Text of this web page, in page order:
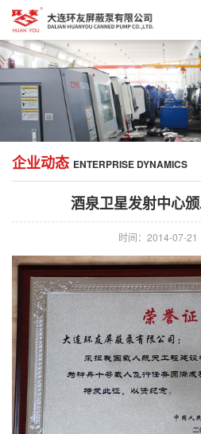
企业动态 ENTERPRISE DYNAMICS
酒泉卫星发射中心
时间：2014-07-21